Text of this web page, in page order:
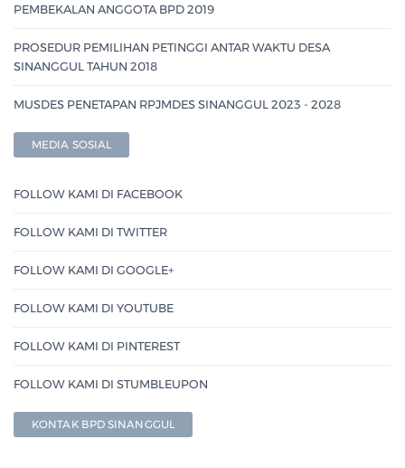
PEMBEKALAN ANGGOTA BPD 2019
PROSEDUR PEMILIHAN PETINGGI ANTAR WAKTU DESA
SINANGGUL TAHUN 2018
MUSDES PENETAPAN RPJMDES SINANGGUL 2023 - 2028
MEDIA SOSIAL
FOLLOW KAMI DI FACEBOOK
FOLLOW KAMI DI TWITTER
FOLLOW KAMI DI GOOGLE+
FOLLOW KAMI DI YOUTUBE
FOLLOW KAMI DI PINTEREST
FOLLOW KAMI DI STUMBLEUPON
KONTAK BPD SINANGGUL